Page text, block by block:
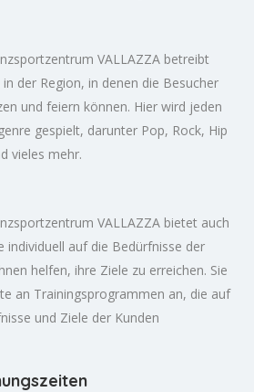
VALLAZZA betreibt
der Region, in denen die Besucher
und feiern können. Hier wird jeden
gespielt, darunter Pop, Rock, Hip
vieles mehr.
VALLAZZA bietet auch
individuell auf die Bedürfnisse der
helfen, ihre Ziele zu erreichen. Sie
an Trainingsprogrammen an, die auf
und Ziele der Kunden